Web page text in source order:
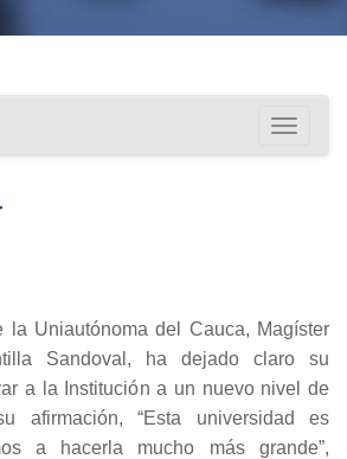
Toggle
la Uniautónoma del Cauca, Magíster
Sandoval, ha dejado claro su
a la Institución a un nuevo nivel de
afirmación, “Esta universidad es
a hacerla mucho más grande”,